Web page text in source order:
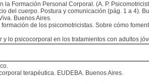
Formación Personal Corporal. (A. P.
del cuerpo. Postura y comunicación (pág. 1 a 4).
Buenos Aires.
de los psicomotricistas. Sobre cómo
lo psicocorporal en los tratamientos con adultos
terapéutica. EUDEBA. Buenos Aires.